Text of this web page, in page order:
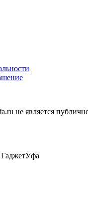
не является